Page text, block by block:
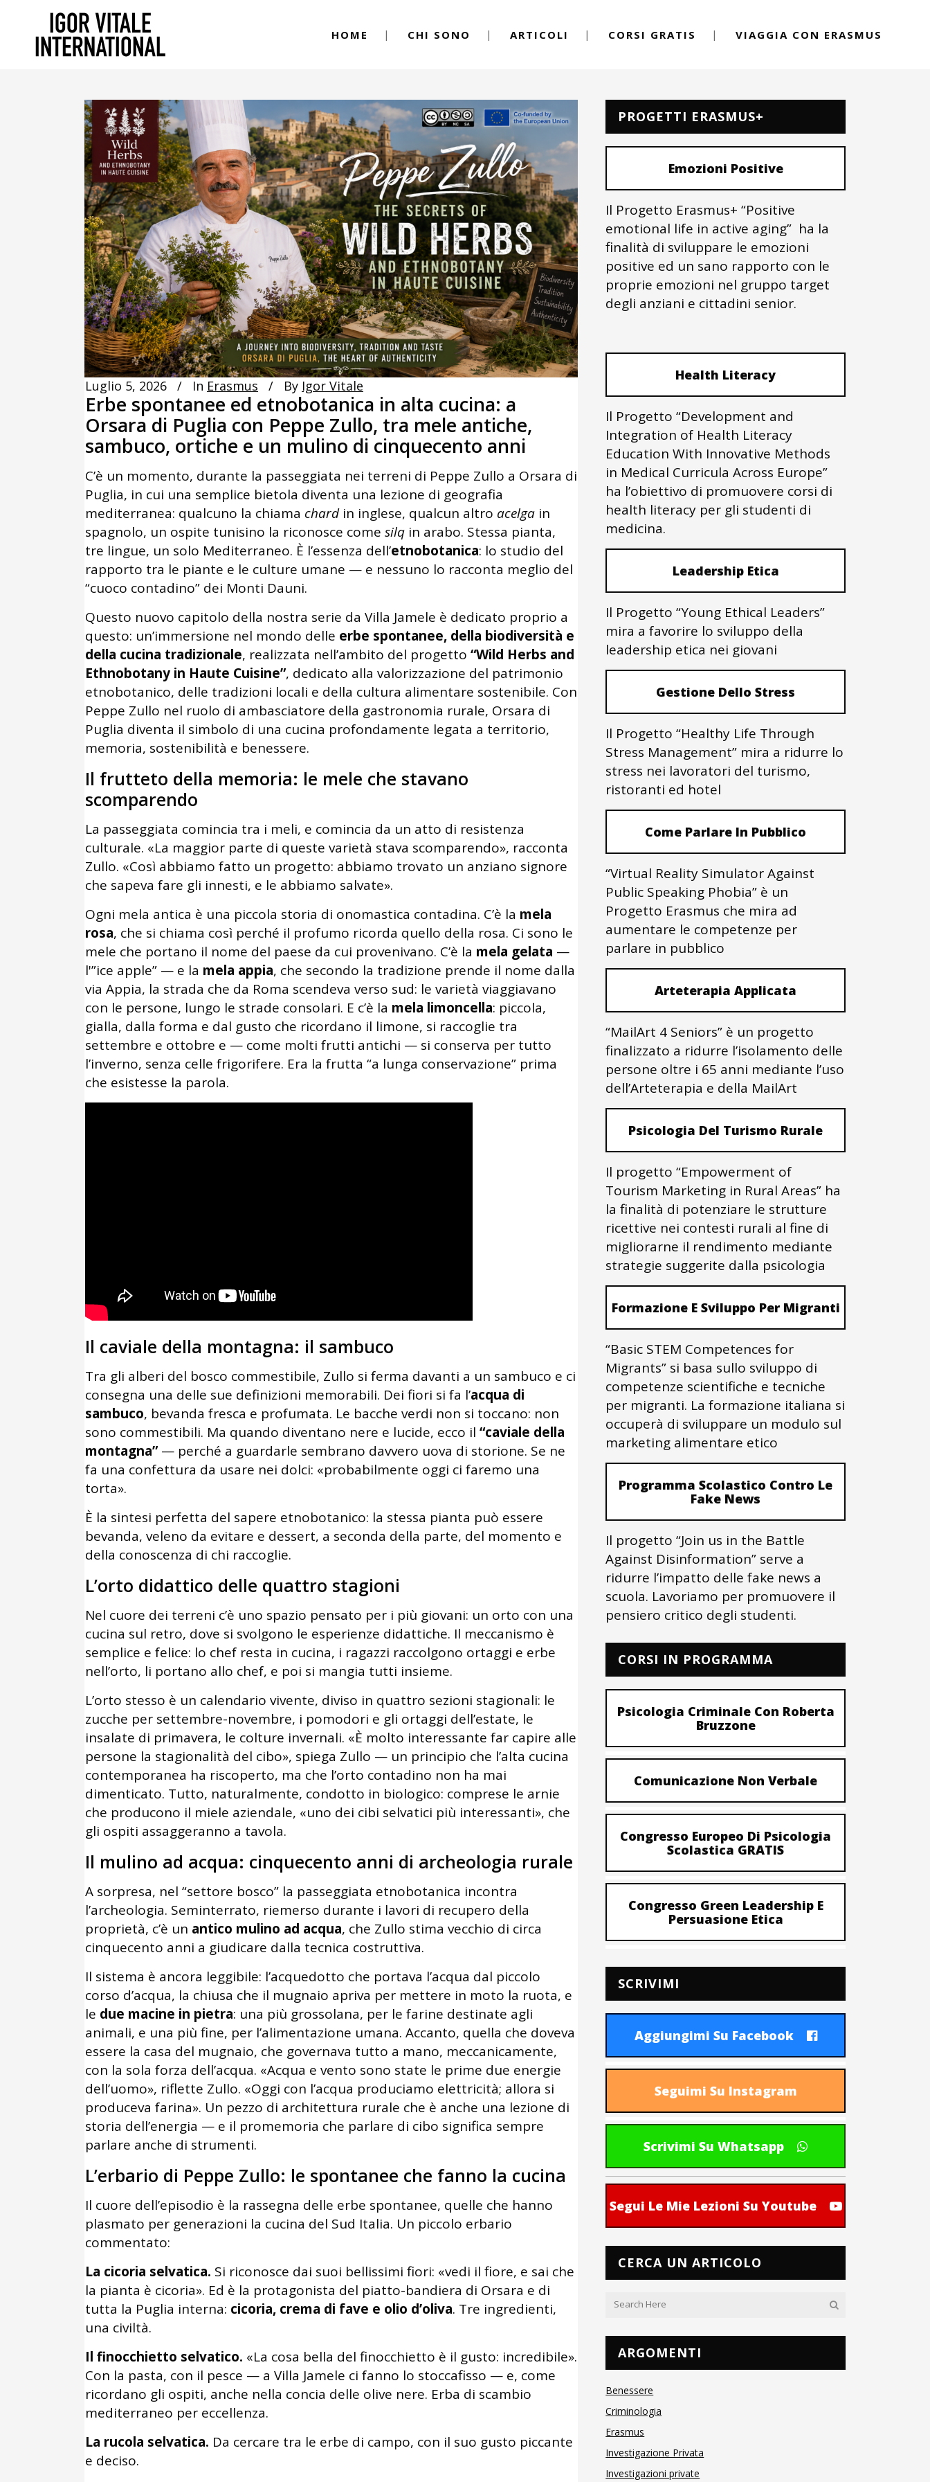
HOME CHI SONO ARTICOLI CORSI GRATIS VIAGGIA CON ERASMUS
Luglio 5, 2026 In Erasmus By Igor Vitale
Erbe spontanee ed etnobotanica in alta cucina: a
Orsara di Puglia con Peppe Zullo, tra mele antiche,
sambuco, ortiche e un mulino di cinquecento anni
C’è un momento, durante la passeggiata nei terreni di Peppe Zullo a Orsara di
Puglia, in cui una semplice bietola diventa una lezione di geografia
mediterranea: qualcuno la chiama chardin inglese, qualcun altro acelga in
spagnolo, un ospite tunisino la riconosce come silq in arabo. Stessa pianta,
tre lingue, un solo Mediterraneo. È l’essenza dell’etnobotanica: lo studio del
rapporto tra le piante e le culture umane — e nessuno lo racconta meglio del
“cuoco contadino” dei Monti Dauni.
Questo nuovo capitolo della nostra serie da Villa Jamele è dedicato proprio a
questo: un’immersione nel mondo delle erbe spontanee, della biodiversità e
della cucina tradizionale, realizzata nell’ambito del progetto “Wild Herbs and
Ethnobotany in Haute Cuisine”, dedicato alla valorizzazione del patrimonio
etnobotanico, delle tradizioni locali e della cultura alimentare sostenibile. Con
Peppe Zullo nel ruolo di ambasciatore della gastronomia rurale, Orsara di
Puglia diventa il simbolo di una cucina profondamente legata a territorio,
memoria, sostenibilità e benessere.
Il frutteto della memoria: le mele che stavano
scomparendo
La passeggiata comincia tra i meli, e comincia da un atto di resistenza
culturale. «La maggior parte di queste varietà stava scomparendo», racconta
Zullo. «Così abbiamo fatto un progetto: abbiamo trovato un anziano signore
che sapeva fare gli innesti, e le abbiamo salvate».
Ogni mela antica è una piccola storia di onomastica contadina. C’è la mela
rosa, che si chiama così perché il profumo ricorda quello della rosa. Ci sono le
mele che portano il nome del paese da cui provenivano. C’è la mela gelata —
l'”ice apple” — e la mela appia, che secondo la tradizione prende il nome dalla
via Appia, la strada che da Roma scendeva verso sud: le varietà viaggiavano
con le persone, lungo le strade consolari. E c’è la mela limoncella: piccola,
gialla, dalla forma e dal gusto che ricordano il limone, si raccoglie tra
settembre e ottobre e — come molti frutti antichi — si conserva per tutto
l’inverno, senza celle frigorifere. Era la frutta “a lunga conservazione” prima
che esistesse la parola.
Il caviale della montagna: il sambuco
Tra gli alberi del bosco commestibile, Zullo si ferma davanti a un sambuco e ci
consegna una delle sue definizioni memorabili. Dei fiori si fa l’acqua di
sambuco, bevanda fresca e profumata. Le bacche verdi non si toccano: non
sono commestibili. Ma quando diventano nere e lucide, ecco il “caviale della
montagna”— perché a guardarle sembrano davvero uova di storione. Se ne
fa una confettura da usare nei dolci: «probabilmente oggi ci faremo una
torta».
È la sintesi perfetta del sapere etnobotanico: la stessa pianta può essere
bevanda, veleno da evitare e dessert, a seconda della parte, del momento e
della conoscenza di chi raccoglie.
L’orto didattico delle quattro stagioni
Nel cuore dei terreni c’è uno spazio pensato per i più giovani: un orto con una
cucina sul retro, dove si svolgono le esperienze didattiche. Il meccanismo è
semplice e felice: lo chef resta in cucina, i ragazzi raccolgono ortaggi e erbe
nell’orto, li portano allo chef, e poi si mangia tutti insieme.
L’orto stesso è un calendario vivente, diviso in quattro sezioni stagionali: le
zucche per settembre-novembre, i pomodori e gli ortaggi dell’estate, le
insalate di primavera, le colture invernali. «È molto interessante far capire alle
persone la stagionalità del cibo», spiega Zullo — un principio che l’alta cucina
contemporanea ha riscoperto, ma che l’orto contadino non ha mai
dimenticato. Tutto, naturalmente, condotto in biologico: comprese le arnie
che producono il miele aziendale, «uno dei cibi selvatici più interessanti», che
gli ospiti assaggeranno a tavola.
Il mulino ad acqua: cinquecento anni di archeologia rurale
A sorpresa, nel “settore bosco” la passeggiata etnobotanica incontra
l’archeologia. Seminterrato, riemerso durante i lavori di recupero della
proprietà, c’è un antico mulino ad acqua, che Zullo stima vecchio di circa
cinquecento anni a giudicare dalla tecnica costruttiva.
Il sistema è ancora leggibile: l’acquedotto che portava l’acqua dal piccolo
corso d’acqua, la chiusa che il mugnaio apriva per mettere in moto la ruota, e
le due macine in pietra: una più grossolana, per le farine destinate agli
animali, e una più fine, per l’alimentazione umana. Accanto, quella che doveva
essere la casa del mugnaio, che governava tutto a mano, meccanicamente,
con la sola forza dell’acqua. «Acqua e vento sono state le prime due energie
dell’uomo», riflette Zullo. «Oggi con l’acqua produciamo elettricità; allora si
produceva farina». Un pezzo di architettura rurale che è anche una lezione di
storia dell’energia — e il promemoria che parlare di cibo significa sempre
parlare anche di strumenti.
L’erbario di Peppe Zullo: le spontanee che fanno la cucina
Il cuore dell’episodio è la rassegna delle erbe spontanee, quelle che hanno
plasmato per generazioni la cucina del Sud Italia. Un piccolo erbario
commentato:
La cicoria selvatica. Si riconosce dai suoi bellissimi fiori: «vedi il fiore, e sai che
la pianta è cicoria». Ed è la protagonista del piatto-bandiera di Orsara e di
tutta la Puglia interna: cicoria, crema di fave e olio d’oliva. Tre ingredienti,
una civiltà.
Il finocchietto selvatico. «La cosa bella del finocchietto è il gusto: incredibile».
Con la pasta, con il pesce — a Villa Jamele ci fanno lo stoccafisso — e, come
ricordano gli ospiti, anche nella concia delle olive nere. Erba di scambio
mediterraneo per eccellenza.
La rucola selvatica. Da cercare tra le erbe di campo, con il suo gusto piccante
e deciso.
PROGETTI ERASMUS+
Emozioni Positive
Il Progetto Erasmus+ “Positive
emotional life in active aging” ha la
finalità di sviluppare le emozioni
positive ed un sano rapporto con le
proprie emozioni nel gruppo target
degli anziani e cittadini senior.
Health Literacy
Il Progetto “Development and
Integration of Health Literacy
Education With Innovative Methods
in Medical Curricula Across Europe”
ha l’obiettivo di promuovere corsi di
health literacy per gli studenti di
medicina.
Leadership Etica
Il Progetto “Young Ethical Leaders”
mira a favorire lo sviluppo della
leadership etica nei giovani
Gestione Dello Stress
Il Progetto “Healthy Life Through
Stress Management” mira a ridurre lo
stress nei lavoratori del turismo,
ristoranti ed hotel
Come Parlare In Pubblico
“Virtual Reality Simulator Against
Public Speaking Phobia” è un
Progetto Erasmus che mira ad
aumentare le competenze per
parlare in pubblico
Arteterapia Applicata
“MailArt 4 Seniors” è un progetto
finalizzato a ridurre l’isolamento delle
persone oltre i 65 anni mediante l’uso
dell’Arteterapia e della MailArt
Psicologia Del Turismo Rurale
Il progetto “Empowerment of
Tourism Marketing in Rural Areas” ha
la finalità di potenziare le strutture
ricettive nei contesti rurali al fine di
migliorarne il rendimento mediante
strategie suggerite dalla psicologia
Formazione E Sviluppo Per Migranti
“Basic STEM Competences for
Migrants” si basa sullo sviluppo di
competenze scientifiche e tecniche
per migranti. La formazione italiana si
occuperà di sviluppare un modulo sul
marketing alimentare etico
Programma Scolastico Contro Le
Fake News
Il progetto “Join us in the Battle
Against Disinformation” serve a
ridurre l’impatto delle fake news a
scuola. Lavoriamo per promuovere il
pensiero critico degli studenti.
CORSI IN PROGRAMMA
Psicologia Criminale Con Roberta
Bruzzone
Comunicazione Non Verbale
Congresso Europeo Di Psicologia
Scolastica GRATIS
Congresso Green Leadership E
Persuasione Etica
SCRIVIMI
Aggiungimi Su Facebook
Seguimi Su Instagram
Scrivimi Su Whatsapp
Segui Le Mie Lezioni Su Youtube
CERCA UN ARTICOLO
ARGOMENTI
Benessere
Criminologia
Erasmus
Investigazione Privata
Investigazioni private